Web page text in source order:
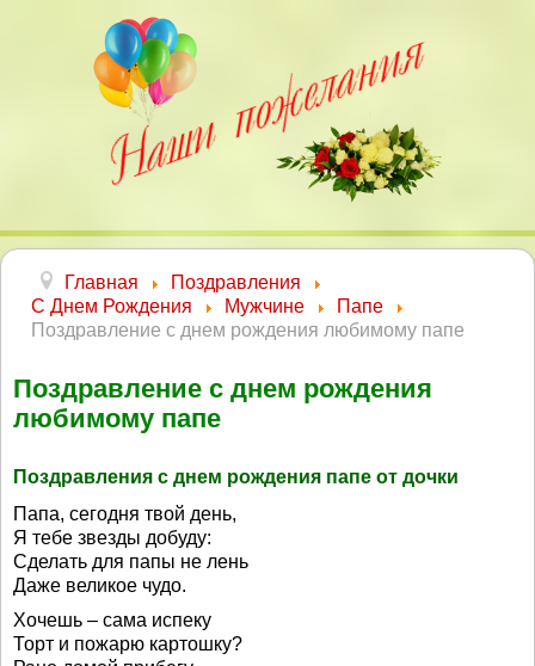
Главная
Поздравления
С Днем Рождения
Мужчине
Папе
Поздравление с днем рождения любимому папе
Поздравление с днем рождения
любимому папе
Поздравления с днем рождения папе от дочки
Папа, сегодня твой день,
Я тебе звезды добуду:
Сделать для папы не лень
Даже великое чудо.
Хочешь – сама испеку
Торт и пожарю картошку?